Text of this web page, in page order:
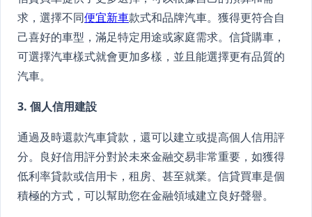
求，選擇不同便宜新車款式和品牌汽車。獲得更符合自
己喜好的車型，滿足特定用途或家庭需求。信貸購車，
可選擇汽車樣式就會更加多樣，並且能選擇更有品質的
汽車。
3. 個人信用建設
通過及時還款汽車貸款，還可以建立或提高個人信用評
分。良好信用評分對於未來金融交易非常重要，如獲得
低利率貸款或信用卡，租房、甚至就業。信貸買車是個
積極的方式，可以幫助您在金融領域建立良好聲譽。